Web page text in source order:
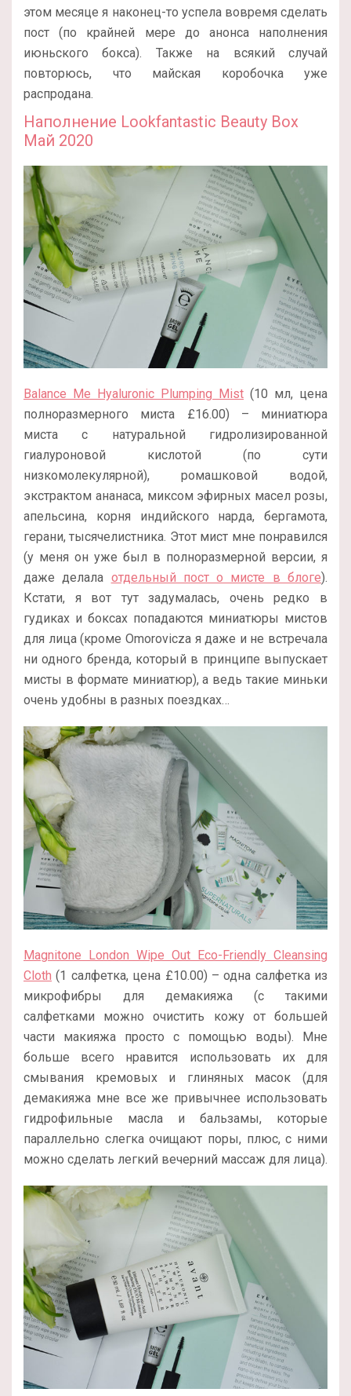
этом месяце я наконец-то успела вовремя сделать
пост (по крайней мере до анонса наполнения
июньского бокса). Также на всякий случай
повторюсь, что майская коробочка уже
распродана.
Наполнение Lookfantastic Beauty Box
Май 2020
Balance Me Hyaluronic Plumping Mist (10 мл, цена
полноразмерного миста £16.00) – миниатюра
миста с натуральной гидролизированной
гиалуроновой кислотой (по сути
низкомолекулярной), ромашковой водой,
экстрактом ананаса, миксом эфирных масел розы,
апельсина, корня индийского нарда, бергамота,
герани, тысячелистника. Этот мист мне понравился
(у меня он уже был в полноразмерной версии, я
даже делала отдельный пост о мисте в блоге).
Кстати, я вот тут задумалась, очень редко в
гудиках и боксах попадаются миниатюры мистов
для лица (кроме Omorovicza я даже и не встречала
ни одного бренда, который в принципе выпускает
мисты в формате миниатюр), а ведь такие миньки
очень удобны в разных поездках…
Magnitone London Wipe Out Eco-Friendly Cleansing
Cloth (1 салфетка, цена £10.00) – одна салфетка из
микрофибры для демакияжа (с такими
салфетками можно очистить кожу от большей
части макияжа просто с помощью воды). Мне
больше всего нравится использовать их для
смывания кремовых и глиняных масок (для
демакияжа мне все же привычнее использовать
гидрофильные масла и бальзамы, которые
параллельно слегка очищают поры, плюс, с ними
можно сделать легкий вечерний массаж для лица).